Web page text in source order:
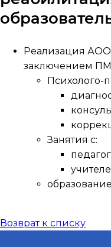
Реализация
заключением
Психолого-
Занятия с:
Возврат к списку